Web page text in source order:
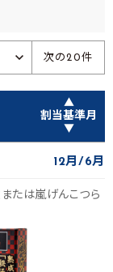
次の20件
▲
割当基準月
▼
12月 6月
たは嵐げんこつら